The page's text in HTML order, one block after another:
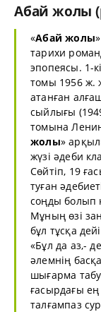
Абай жолы
«Абай жолы
тарихи
эпопеясы. 1-
томы 1956 ж.
атанған
сыйлығы
томына
жолы»
жүзі әдеби
Сөйтіп, 19
туған
соңды болып
Мұның өзі
бұл тұсқа
«Бұл да аз,-
әлемнің
шығарма
ғасырдағы
талғампаз